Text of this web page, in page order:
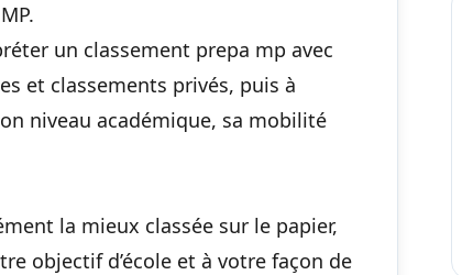
un classement prepa mp avec
et classements privés, puis à
niveau académique, sa mobilité
la mieux classée sur le papier,
objectif d’école et à votre façon de